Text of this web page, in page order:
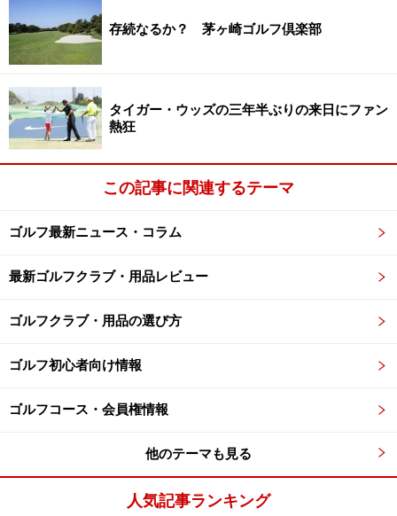
密接な関連がある。ライ角が小さいとボールは右に行き
やすく、大きいと左に行きやすくなる。５番アイアンで
60～61度くらいが平均的。
（２） 総重量・バランス
総重量はクラブ全体の重さ。一番長いドライバーが一番
軽く、男性ゴルファーでは300ｇ前後が平均的。力の強
い人は重め、非力な人は軽めを選ぶ。短くなるに従いク
ラブは重くなり、クラブを持ったときの重さが同じよう
に感じられるよう工夫されている。
バランスはクラブを持ったときの重さを示すもので、
ウエイトが揃っているのが理想。総重量が同じでもバラ
ンス値が違えば、持ったときの重さは違って感じられ
持ったときの重さは異なって感じる。総重量を重視した
ほうがよいが、よほどシビアなレベルでない限り細かい
数値にはあまり神経質にならないほうが良い。
（３） レングス
存続なるか？ 茅ヶ崎ゴルフ倶楽部
タイガー・ウッズの三年半ぶりの来日にファン
熱狂
この記事に関連するテーマ
ゴルフ最新ニュース・コラム
最新ゴルフクラブ・用品レビュー
ゴルフクラブ・用品の選び方
ゴルフ初心者向け情報
ゴルフコース・会員権情報
他のテーマも見る
人気記事ランキング